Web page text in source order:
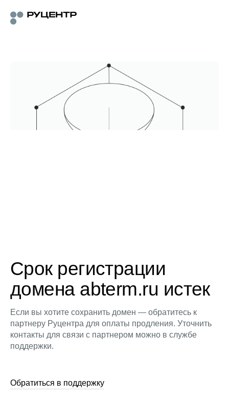
Срок регистрации
домена abterm.ru истек
Если вы хотите сохранить домен — обратитесь к
партнеру Руцентра для оплаты продления. Уточнить
контакты для связи с партнером можно в службе
поддержки.
Обратиться в поддержку